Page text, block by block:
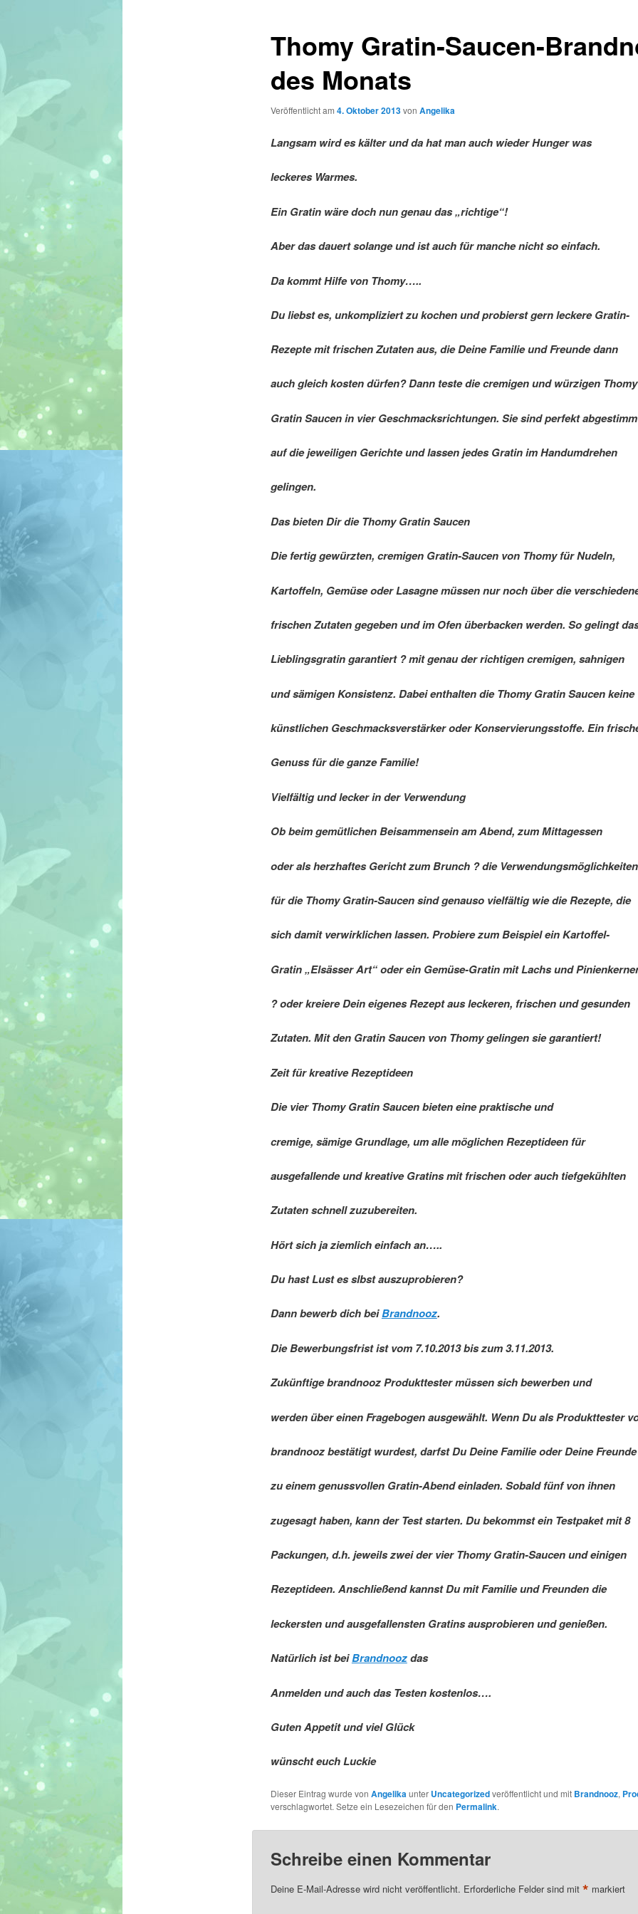
Thomy Gratin-Saucen-
des Monats
Veröffentlicht am 4. Oktober 2013von Angelika
Langsam wird es kälter und da hat man auch wieder Hunger was
leckeres Warmes.
Ein Gratin wäre doch nun genau das „richtige“!
Aber das dauert solange und ist auch für manche nicht so einfach.
Da kommt Hilfe von Thomy…..
Du liebst es, unkompliziert zu kochen und probierst gern leckere Gratin-
Rezepte mit frischen Zutaten aus, die Deine Familie und Freunde dann
auch gleich kosten dürfen? Dann teste die cremigen und würzigen Thomy
Gratin Saucen in vier Geschmacksrichtungen. Sie sind perfekt
auf die jeweiligen Gerichte und lassen jedes Gratin im Handumdrehen
gelingen.
Das bieten Dir die Thomy Gratin Saucen
Die fertig gewürzten, cremigen Gratin-Saucen von Thomy für Nudeln,
Kartoffeln, Gemüse oder Lasagne müssen nur noch über die
frischen Zutaten gegeben und im Ofen überbacken werden. So gelingt
Lieblingsgratin garantiert ? mit genau der richtigen cremigen, sahnigen
und sämigen Konsistenz. Dabei enthalten die Thomy Gratin Saucen keine
künstlichen Geschmacksverstärker oder Konservierungsstoffe. Ein
Genuss für die ganze Familie!
Vielfältig und lecker in der Verwendung
Ob beim gemütlichen Beisammensein am Abend, zum Mittagessen
oder als herzhaftes Gericht zum Brunch ? die Verwendungsmöglichkeiten
für die Thomy Gratin-Saucen sind genauso vielfältig wie die Rezepte, die
sich damit verwirklichen lassen. Probiere zum Beispiel ein Kartoffel-
Gratin „Elsässer Art“ oder ein Gemüse-Gratin mit Lachs und
? oder kreiere Dein eigenes Rezept aus leckeren, frischen und gesunden
Zutaten. Mit den Gratin Saucen von Thomy gelingen sie garantiert!
Zeit für kreative Rezeptideen
Die vier Thomy Gratin Saucen bieten eine praktische und
cremige, sämige Grundlage, um alle möglichen Rezeptideen für
ausgefallende und kreative Gratins mit frischen oder auch tiefgekühlten
Zutaten schnell zuzubereiten.
Hört sich ja ziemlich einfach an…..
Du hast Lust es slbst auszuprobieren?
Dann bewerb dich beiBrandnooz.
Die Bewerbungsfrist ist vom 7.10.2013 bis zum 3.11.2013.
Zukünftige brandnooz Produkttester müssen sich bewerben und
werden über einen Fragebogen ausgewählt. Wenn Du als Produkttester
brandnooz bestätigt wurdest, darfst Du Deine Familie oder Deine Freunde
zu einem genussvollen Gratin-Abend einladen. Sobald fünf von ihnen
zugesagt haben, kann der Test starten. Du bekommst ein Testpaket mit 8
Packungen, d.h. jeweils zwei der vier Thomy Gratin-Saucen und einigen
Rezeptideen. Anschließend kannst Du mit Familie und Freunden die
leckersten und ausgefallensten Gratins ausprobieren und genießen.
Natürlich ist beiBrandnoozdas
Anmelden und auch das Testen kostenlos….
Guten Appetit und viel Glück
wünscht euch Luckie
Dieser Eintrag wurde von Angelikaunter Uncategorizedveröffentlicht und mit Brandnooz,
verschlagwortet. Setze ein Lesezeichen für den Permalink.
Schreibe einen Kommentar
Deine E-Mail-Adresse wird nicht veröffentlicht. Erforderliche Felder sind mit * markiert